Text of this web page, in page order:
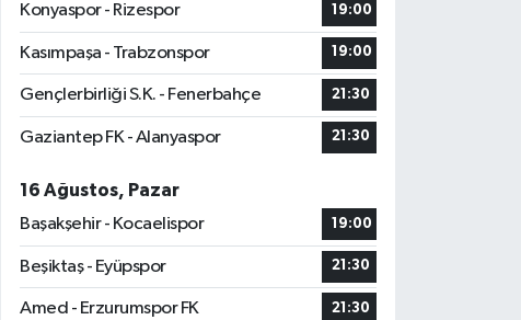
Konyaspor - Rizespor
19:00
Kasımpaşa - Trabzonspor 19:00
Gençlerbirliği S.K. - Fenerbahçe 21:30
Gaziantep FK - Alanyaspor 21:30
16 Ağustos, Pazar
Başakşehir - Kocaelispor
19:00
Beşiktaş - Eyüpspor 21:30
Amed - Erzurumspor FK 21:30